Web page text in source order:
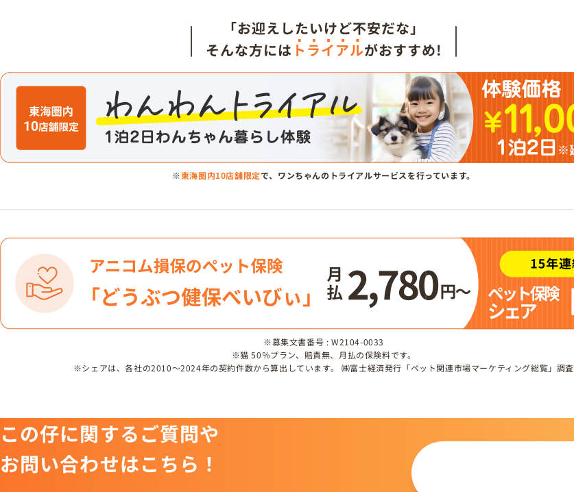
「お迎えしたいけど不安だな」
そんな方には トライアルがおすすめ!
※東海圏内10店舗限定で、ワンちゃんのトライアルサービスを行っています。
※募集文書番号 : W2104-0033
※猫 50％プラン、賠責無、月払の保険料です。
※シェアは、各社の2010～2024年の契約件数から算出しています。 ㈱富士経済発行「ペット関連市場マーケティング総覧」調査
この仔に関するご質問や
お問い合わせはこちら！